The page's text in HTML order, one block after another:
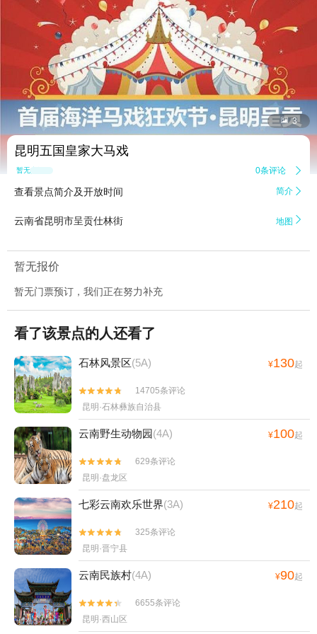
 3
昆明五国皇家大马戏
暂无点评 0条评论 
查看景点简介及开放时间 简介 
云南省昆明市呈贡仕林街 地图 
暂无报价
暂无门票预订，我们正在努力补充
看了该景点的人还看了
石林风景区(5A) ¥130起


14705条评论
昆明·石林彝族自治县
云南野生动物园(4A) ¥100起


629条评论
昆明·盘龙区
七彩云南欢乐世界(3A) ¥210起


325条评论
昆明·晋宁县
云南民族村(4A) ¥90起


6655条评论
昆明·西山区